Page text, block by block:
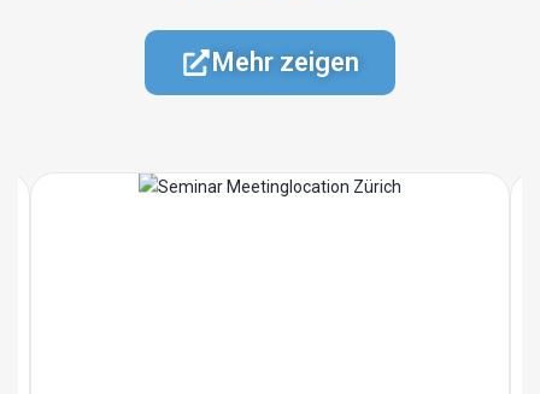
Mehr zeigen